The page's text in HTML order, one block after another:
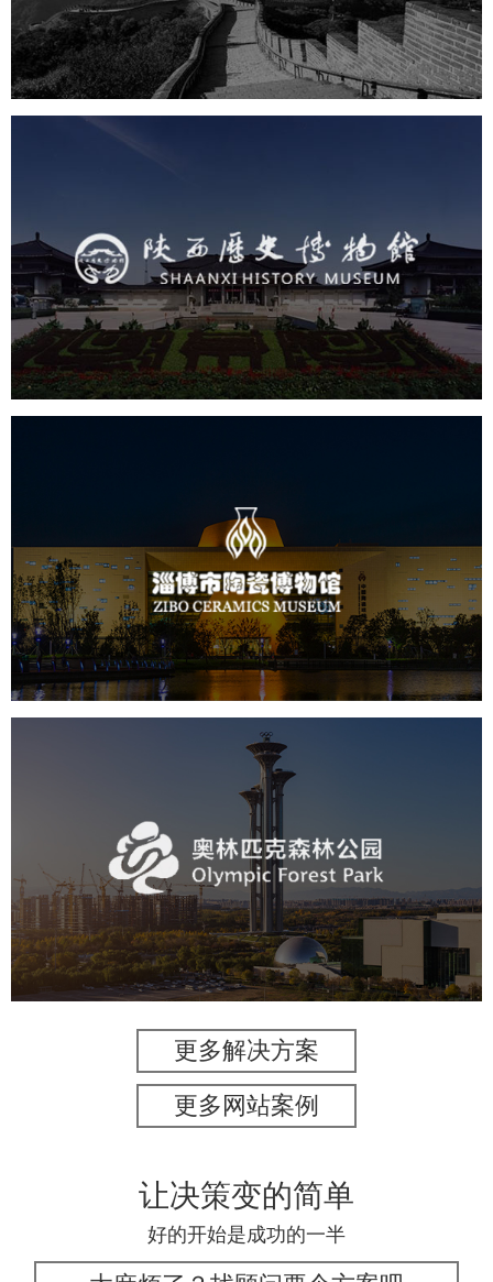
旅游休闲 电商网站 网站建设
文化艺术 博物馆 智慧博物馆
博物馆网站建设
景区网站建设
淄博市陶瓷博物馆
文化艺术 博物馆 智慧博物馆
博物馆网站建设
景区网站建设
奥体森林公园
旅游休闲 公园 AI人工智能
智慧公园
智慧体育公园
智能步道 智能大数据平台
更多解决方案
更多网站案例
让决策变的简单
好的开始是成功的一半